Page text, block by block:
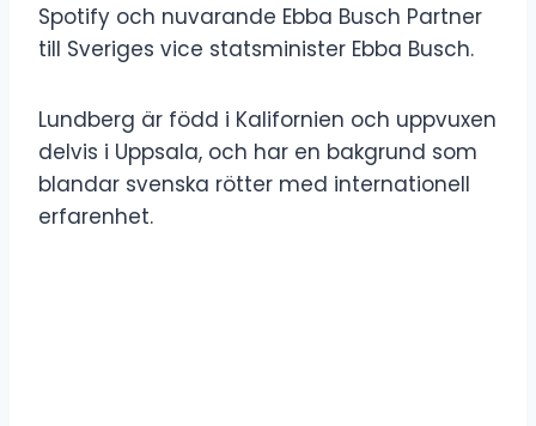
Spotify och nuvarande Ebba Busch Partner
till Sveriges vice statsminister Ebba Busch.
Lundberg är född i Kalifornien och uppvuxen
delvis i Uppsala, och har en bakgrund som
blandar svenska rötter med internationell
erfarenhet.